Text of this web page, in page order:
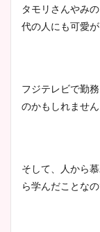
タモリさんやみ
代の人にも可愛が
フジテレビで勤
のかもしれません
そして、人から
ら学んだことなの